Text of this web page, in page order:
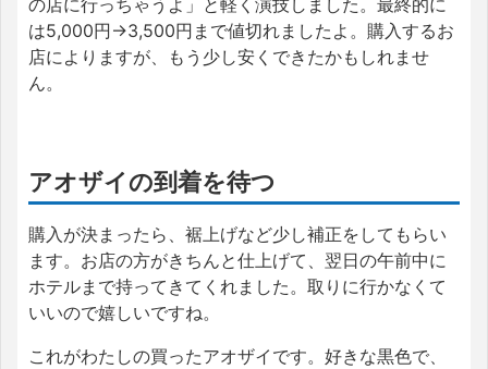
は5,000円→3,500円まで値切れましたよ。購入するお
店によりますが、もう少し安くできたかもしれませ
ん。
アオザイの到着を待つ
購入が決まったら、裾上げなど少し補正をしてもらい
ます。お店の方がきちんと仕上げて、翌日の午前中に
ホテルまで持ってきてくれました。取りに行かなくて
いいので嬉しいですね。
これがわたしの買ったアオザイです。好きな黒色で、